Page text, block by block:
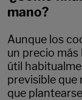
mano?
Aunque los
un precio más
útil
previsible que
que